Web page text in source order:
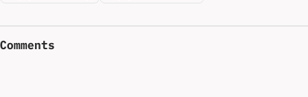
Comments